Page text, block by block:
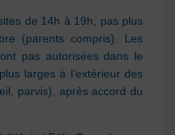
de 14h à 19h, pas plus
(parents compris). Les
pas autorisées dans le
larges à l’extérieur des
parvis), après accord du